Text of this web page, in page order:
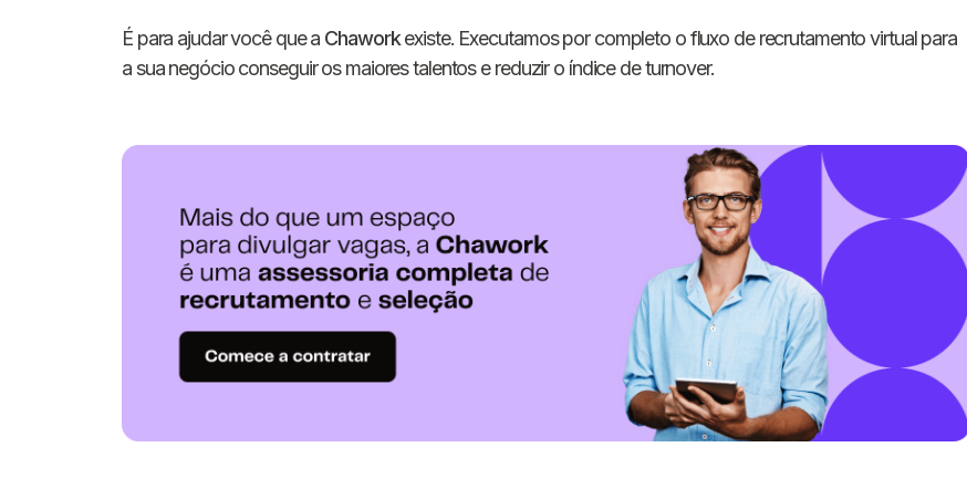
É para ajudar você que a Chaworkexiste. Executamos por completo o fluxo de recrutamento virtual para
a sua negócio conseguir os maiores talentos e reduzir o índice de turnover.